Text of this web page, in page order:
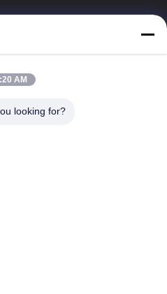
fabricante e um exportador
sala de limpeza, nós
Produtos
AM
looking for?